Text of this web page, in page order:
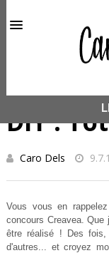
DIY :
Caro Dels
Vous vous en
concours Creavea. Que
être réalisé ! Des
d'autres... et croyez
This site uses
and to analyze
shared with
metrics to ensure